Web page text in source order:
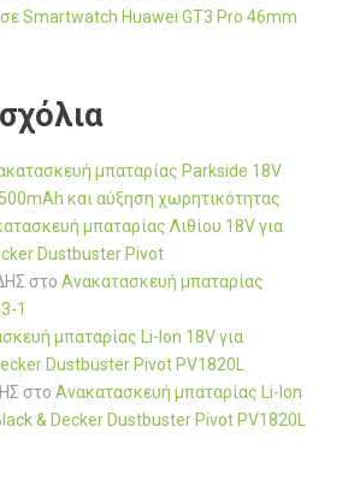
Smartwatch Huawei GT3 Pro 46mm
μπαταρίας Parkside 18V
και αύξηση χωρητικότητας
μπαταρίας Λιθίου 18V για
Dustbuster Pivot
στο Ανακατασκευή μπαταρίας
1
μπαταρίας Li-Ion 18V για
Dustbuster Pivot PV1820L
στο Ανακατασκευή μπαταρίας Li-Ion
& Decker Dustbuster Pivot PV1820L